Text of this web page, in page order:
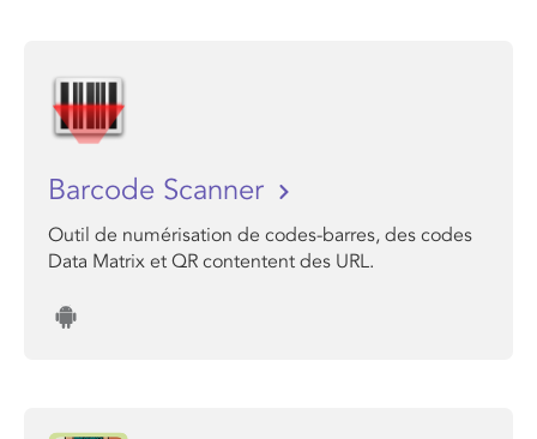
Barcode Scanner
Outil de numérisation de codes-barres, des codes
Data Matrix et QR contentent des URL.